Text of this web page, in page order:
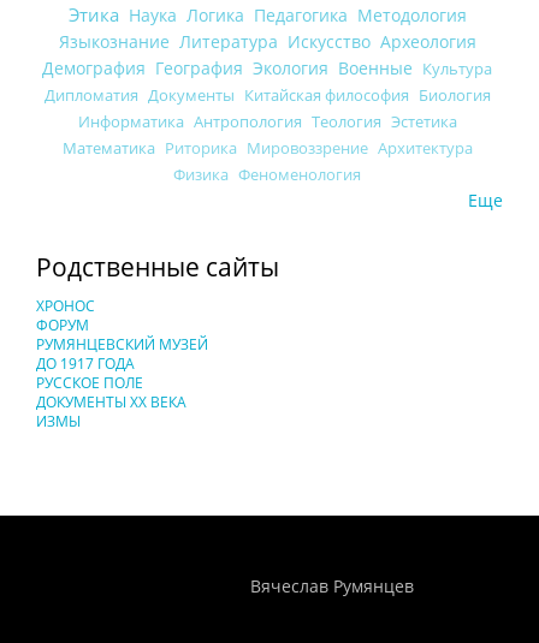
Этика Наука Логика Педагогика Методология
Языкознание Литература Искусство Археология
Демография География Экология Военные Культура
Дипломатия Документы Китайская философия Биология
Информатика Антропология Теология Эстетика
Математика Риторика Мировоззрение Архитектура
Физика Феноменология
Еще
Родственные сайты
ХРОНОС
ФОРУМ
РУМЯНЦЕВСКИЙ МУЗЕЙ
ДО 1917 ГОДА
РУССКОЕ ПОЛЕ
ДОКУМЕНТЫ XX ВЕКА
ИЗМЫ
Вячеслав Румянцев